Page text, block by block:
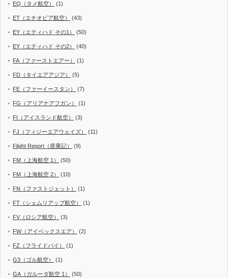
EQ（タメ航空） (1)
ET（エチオピア航空） (43)
EY（エティハド その1） (50)
EY（エティハド その2） (40)
FA（ファーストエアー） (1)
FD（タイエアアジア） (5)
FE（ファーイースタン） (7)
FG（アリアナアフガン） (1)
FI（アイスランド航空） (3)
FJ（フィジーエアウェイズ） (11)
Flight Report（搭乗記） (9)
FM（上海航空 1） (50)
FM（上海航空 2） (10)
FN（ファストジェット） (1)
FT（シェムリアップ航空） (1)
FV（ロシア航空） (3)
FW（アイベックスエア） (2)
FZ（フライドバイ） (1)
G3（ゴル航空） (1)
GA（ガルーダ航空 1） (50)